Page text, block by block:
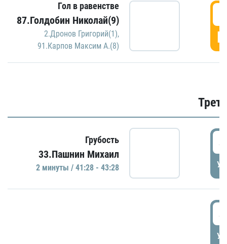
Гол в равенстве
87.Голдобин Николай(9)
2.Дронов Григорий(1),
91.Карпов Максим А.(8)
Грубость
33.Пашнин Михаил
2 минуты / 41:28 - 43:28